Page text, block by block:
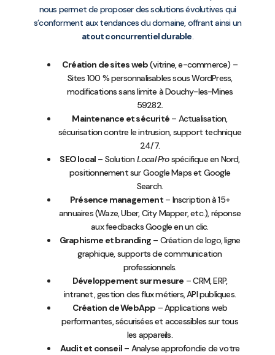
nous permet de proposer des solutions évolutives qui
s’conforment aux tendances du domaine, offrant ainsi un
atout concurrentiel durable.
Création de sites web(vitrine, e-commerce) –
Sites 100 % personnalisables sous WordPress,
modifications sans limite à Douchy-les-Mines
59282.
Maintenance et sécurité – Actualisation,
sécurisation contre le intrusion, support technique
24/7.
SEO local – SolutionLocal Prospécifique en Nord,
positionnement sur Google Maps et Google
Search.
Présence management– Inscription à 15+
annuaires (Waze, Uber, City Mapper, etc.), réponse
aux feedbacks Google en un clic.
Graphisme et branding – Création de logo, ligne
graphique, supports de communication
professionnels.
Développement sur mesure – CRM, ERP,
intranet, gestion des flux métiers, API publiques.
Création de WebApp – Applications web
performantes, sécurisées et accessibles sur tous
les appareils.
Audit et conseil – Analyse approfondie de votre